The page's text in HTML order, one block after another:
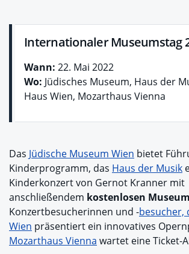
Internationaler Museumstag
Wann: 22. Mai 2022
Wo: Jüdisches Museum, Haus der
Haus Wien, Mozarthaus Vienna
Das Jüdische Museum Wien bietet
Kinderprogramm, das Haus der Musik
Kinderkonzert von Gernot Kranner mit
anschließendem kostenlosen
Konzertbesucherinnen und -besucher,
Wien präsentiert ein innovatives
Mozarthaus Vienna wartet eine Ticket-